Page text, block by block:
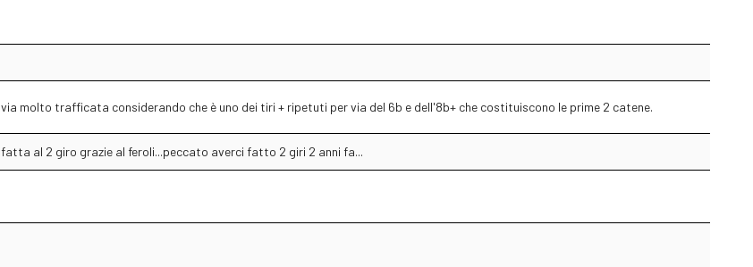
via molto trafficata considerando che è uno dei tiri + ripetuti per via del 6b e dell'8b+ che costituiscono le prime 2 catene.
fatta al 2 giro grazie al feroli...peccato averci fatto 2 giri 2 anni fa...